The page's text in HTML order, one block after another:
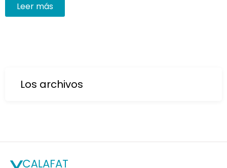
Leer más
Los archivos